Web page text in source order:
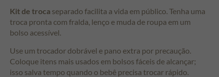
Kit de troca separado facilita a vida em público. Tenha uma
troca pronta com fralda, lenço e muda de roupa em um
bolso acessível.
Use um trocador dobrável e pano extra por precaução.
Coloque itens mais usados em bolsos fáceis de alcançar;
isso salva tempo quando o bebê precisa trocar rápido.